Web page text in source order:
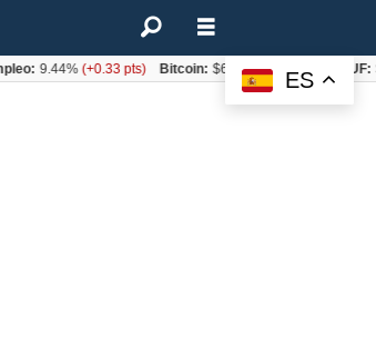
ES
9.44%(+0.33 pts) Bitcoin: $62.760,11(-1.74%)